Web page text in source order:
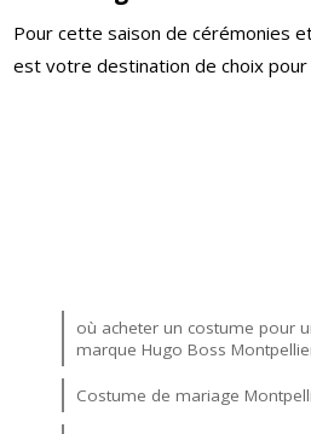
Pour cette saison de cérémonies
est votre destination de choix pour
où acheter un costume pour
marque Hugo Boss
Costume de mariage